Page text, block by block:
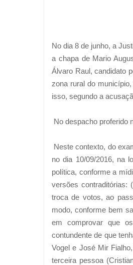
No dia 8 de junho, a
a chapa de Mario
Álvaro Raul, candidato
zona rural do
isso, segundo a
No despacho proferido
Neste contexto, do
no dia 10/09/2016, na
política, conforme a
versões contraditórias:
troca de votos, ao
modo, conforme bem
em comprovar que
contundente de que
Vogel e José Mir
terceira pessoa